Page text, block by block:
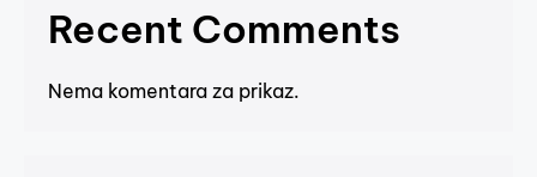
Recent Comments
Nema komentara za prikaz.